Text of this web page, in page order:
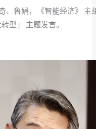
、鲁娟，《智能经济》
型」 主题发言。